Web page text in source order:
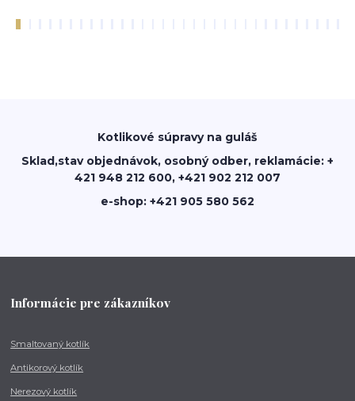
Kotlikové súpravy na guláš
Sklad,stav objednávok, osobný odber, reklamácie: +
421 948 212 600, +421 902 212 007
e-shop: +421 905 580 562
Informácie pre zákazníkov
Smaltovaný kotlík
Antikorový kotlík
Nerezový kotlík